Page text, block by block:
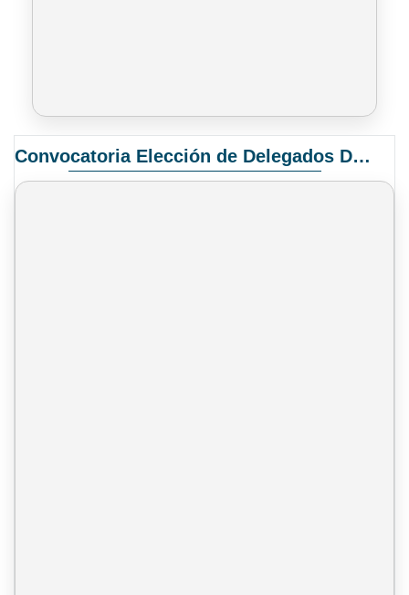
Convocatoria Elección de Delegados Docentes para el XIV Congreso Nacional de Universidades